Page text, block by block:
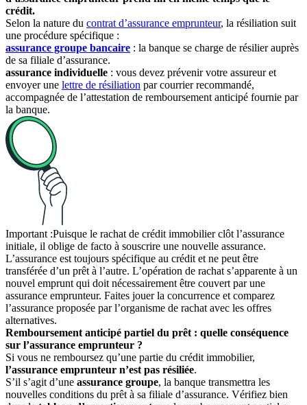
crédit.
Selon la nature du contrat d’assurance emprunteur, la résiliation suit
une procédure spécifique :
assurance groupe bancaire : la banque se charge de résilier auprès
de sa filiale d’assurance.
assurance individuelle : vous devez prévenir votre assureur et
envoyer une lettre de résiliation par courrier recommandé,
accompagnée de l’attestation de remboursement anticipé fournie par
la banque.
Important :Puisque le rachat de crédit immobilier clôt l’assurance
initiale, il oblige de facto à souscrire une nouvelle assurance.
L’assurance est toujours spécifique au crédit et ne peut être
transférée d’un prêt à l’autre. L’opération de rachat s’apparente à un
nouvel emprunt qui doit nécessairement être couvert par une
assurance emprunteur. Faites jouer la concurrence et comparez
l’assurance proposée par l’organisme de rachat avec les offres
alternatives.
Remboursement anticipé partiel du prêt : quelle conséquence
sur l’assurance emprunteur ?
Si vous ne remboursez qu’une partie du crédit immobilier,
l’assurance emprunteur n’est pas résiliée.
S’il s’agit d’une assurance groupe, la banque transmettra les
nouvelles conditions du prêt à sa filiale d’assurance. Vérifiez bien